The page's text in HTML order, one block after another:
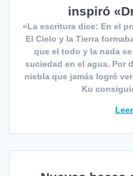
inspiró
«La escritura dice: En el
El Cielo y la Tierra
que el todo y la nada
suciedad en el agua. Por
niebla que jamás logró
Ku